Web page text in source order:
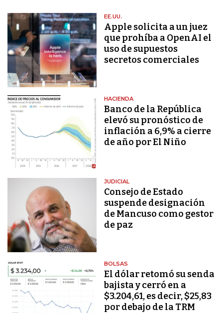
EE.UU.
Apple solicita a un juez
que prohíba a OpenAI el
uso de supuestos
secretos comerciales
HACIENDA
Banco de la República
elevó su pronóstico de
inflación a 6,9% a cierre
de año por El Niño
JUDICIAL
Consejo de Estado
suspende designación
de Mancuso como gestor
de paz
BOLSAS
El dólar retomó su senda
bajista y cerró en a
$3.204,61, es decir, $25,83
por debajo de la TRM